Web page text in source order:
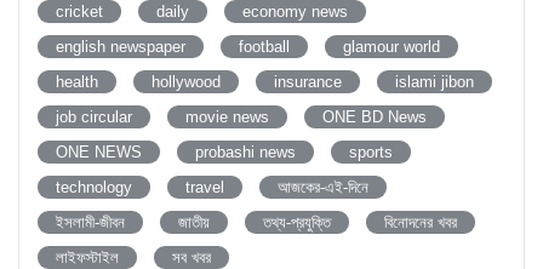
cricket
daily
economy news
english newspaper
football
glamour world
health
hollywood insurance
islami jibon
job circular
movie news
ONE BD News
ONE NEWS
probashi news
sports
technology
travel
আজকের-এই-দিনে
ইসলামী-জীবন
জাতীয় তথ্য-প্রযুক্তি
বিনোদনের খবর
লাইফস্টাইল
সব খবর